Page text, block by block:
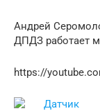
Андрей
ДПДЗ работает
https://